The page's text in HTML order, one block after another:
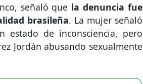
señaló que la denuncia fue
brasileña. La mujer señaló
estado de inconsciencia, pero
Jordán abusando sexualmente